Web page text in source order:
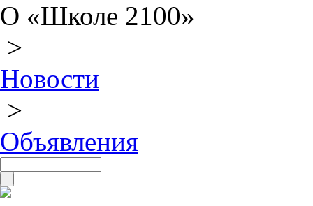
О «Школе 2100»
>
Новости
>
Объявления